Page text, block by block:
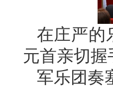
在庄严的
元首亲切
军乐团奏